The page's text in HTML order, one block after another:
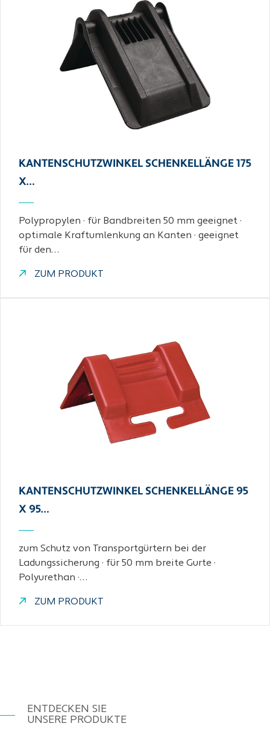
KANTENSCHUTZWINKEL SCHENKELLÄNGE 175
X…
Polypropylen · für Bandbreiten 50 mm geeignet ·
optimale Kraftumlenkung an Kanten · geeignet
für den…
ZUM PRODUKT
KANTENSCHUTZWINKEL SCHENKELLÄNGE 95
X 95…
zum Schutz von Transportgürtern bei der
Ladungssicherung · für 50 mm breite Gurte ·
Polyurethan ·…
ZUM PRODUKT
ENTDECKEN SIE
UNSERE PRODUKTE